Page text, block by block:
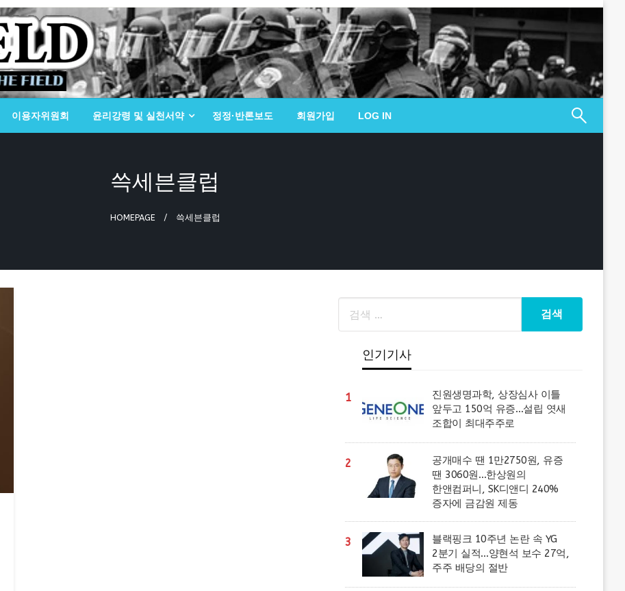
이용자위원회 윤리강령 및 실천서약 정정·반론보도 회원가입 LOG IN
쓱세븐클럽
HOMEPAGE 쓱세븐클럽
인기기사
1
진원생명과학, 상장심사 이틀
앞두고 150억 유증…설립 엿새
조합이 최대주주로
2
공개매수 땐 1만2750원, 유증
땐 3060원…한상원의
한앤컴퍼니, SK디앤디 240%
증자에 금감원 제동
3
블랙핑크 10주년 논란 속 YG
2분기 실적…양현석 보수 27억,
주주 배당의 절반